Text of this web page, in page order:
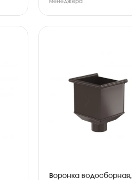
менеджера
Воронка водосборная,